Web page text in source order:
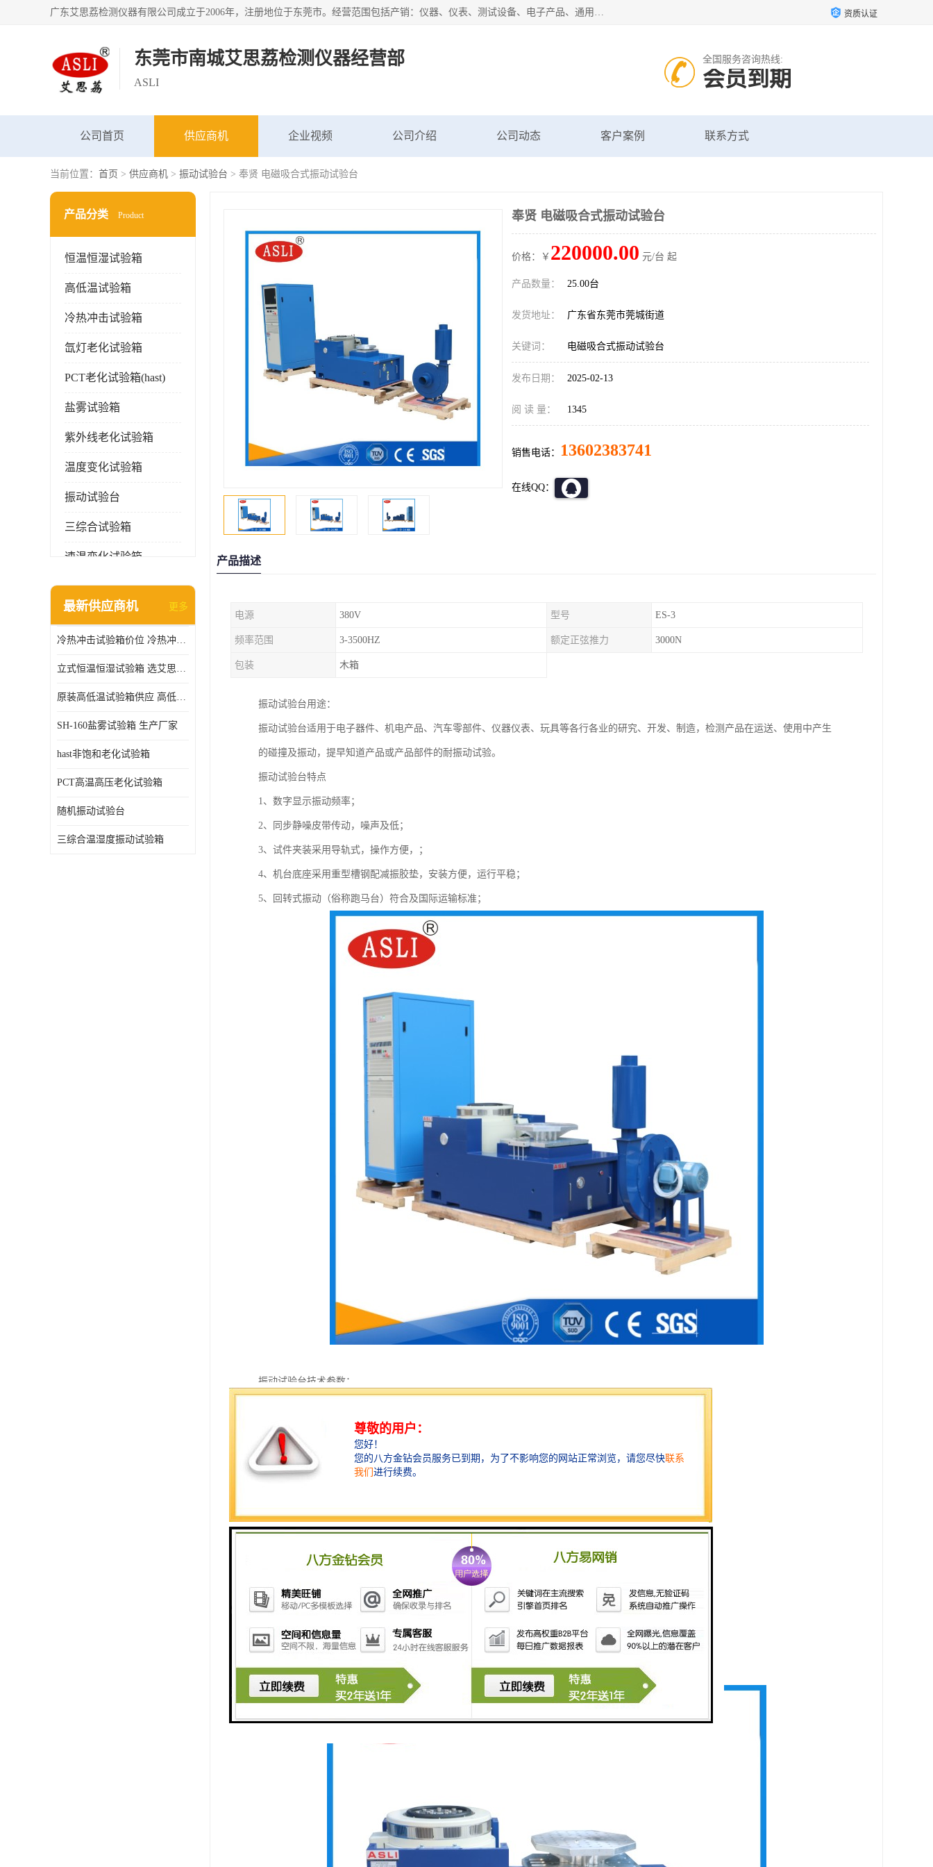
广东艾思荔检测仪器有限公司成立于2006年，注册地位于东莞市。经营范围包括产销：仪器、仪表、测试设备、电子产品、通用机械设；主要产品有： 恒温恒湿试验箱,冷热冲击试验箱,高低温试验箱,速温变化试验箱,高压加速老化试验箱,三综合试验箱,振动试验台等产品，欢迎选购。 资质认证
东莞市南城艾思荔检测仪器经营部
ASLI
全国服务咨询热线:
会员到期
公司首页 供应商机 企业视频 公司介绍 公司动态 客户案例 联系方式
当前位置： 首页 > 供应商机 > 振动试验台 > 奉贤 电磁吸合式振动试验台
产品分类 Product
恒温恒湿试验箱
高低温试验箱
冷热冲击试验箱
氙灯老化试验箱
PCT老化试验箱(hast)
盐雾试验箱
紫外线老化试验箱
温度变化试验箱
振动试验台
三综合试验箱
速温变化试验箱
淋雨试验箱(沙尘)
高压加速老化试验箱
最新供应商机 更多
冷热冲击试验箱价位 冷热冲击试验设备 非标定制
立式恒温恒湿试验箱 选艾思荔厂家
原装高低温试验箱供应 高低温交变湿热试验箱
SH-160盐雾试验箱 生产厂家
hast非饱和老化试验箱
PCT高温高压老化试验箱
随机振动试验台
三综合温湿度振动试验箱
奉贤 电磁吸合式振动试验台
价格：￥ 220000.00 元/台 起
产品数量： 25.00台
发货地址： 广东省东莞市莞城街道
关键词： 电磁吸合式振动试验台
发布日期： 2025-02-13
阅 读 量： 1345
销售电话： 13602383741
在线QQ：
产品描述
电源 380V 型号 ES-3
频率范围 3-3500HZ 额定正弦推力 3000N
包装 木箱
振动试验台用途：
振动试验台适用于电子器件、机电产品、汽车零部件、仪器仪表、玩具等各行各业的研究、开发、制造，检测产品在运送、使用中产生
的碰撞及振动，提早知道产品或产品部件的耐振动试验。
振动试验台特点
1、数字显示振动频率；
2、同步静噪皮带传动，噪声及低；
3、试件夹装采用导轨式，操作方便，；
4、机台底座采用重型槽钢配减振胶垫，安装方便，运行平稳；
5、回转式振动（俗称跑马台）符合及国际运输标准；
振动试验台技术参数：
2、上下左右同一台面台体尺寸500×500×450:mm
上下左右前后同一个台面台体尺寸500×500×600:mm
3、振动波形：正弦波（半波/全波）
5、振幅范围：0～4mm
6、大加速度：＜15g
8、时间设定范围：1-65000S
10、频率可显示到0.01Hz、精密度0.1Hz
11、电源电压：AC220V/50HZ、AC380V/50HZ